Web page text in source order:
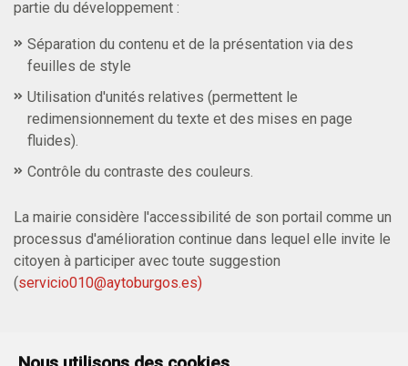
partie du développement :
Séparation du contenu et de la présentation via des
feuilles de style
Utilisation d'unités relatives (permettent le
redimensionnement du texte et des mises en page
fluides).
Contrôle du contraste des couleurs.
La mairie considère l'accessibilité de son portail comme un
processus d'amélioration continue dans lequel elle invite le
citoyen à participer avec toute suggestion
(servicio010@aytoburgos.es)